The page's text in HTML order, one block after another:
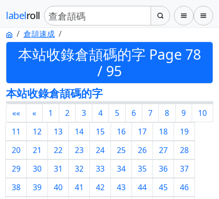
labelroll
倉頡速成
本站收錄倉頡碼的字 Page 78
/ 95
本站收錄倉頡碼的字
«« « 1 2 3 4 5 6 7 8 9
10
11
12 13 14 15 16 17 18
19
20
21 22 23 24 25 26 27
28
29
30 31 32 33 34 35 36
37
38
39 40 41 42 43 44 45
46